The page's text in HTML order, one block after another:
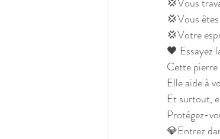
💢Vous
💢Votre
🖤 Essayez
Cette pierre
Elle aide à
Et surtout,
Protégez-
💎Entrez